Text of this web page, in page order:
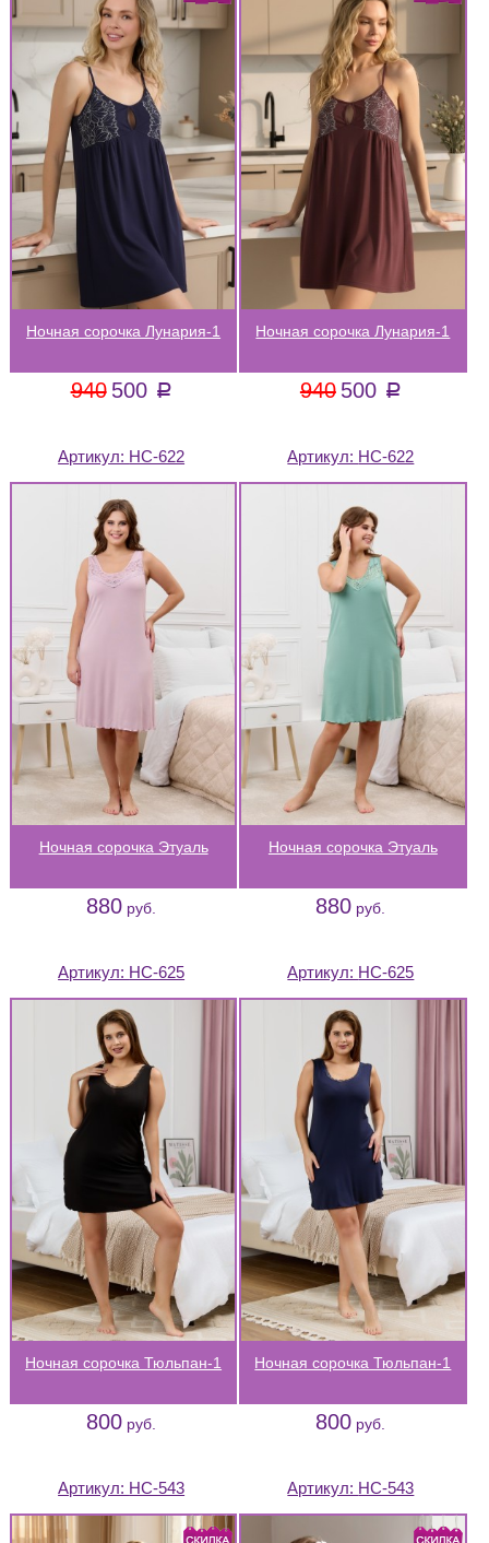
Ночная сорочка Лунария-1
940 500 a
Ночная сорочка Лунария-1
940 500 a
Артикул: НС-622
Ночная сорочка Этуаль
880 руб.
Артикул: НС-622
Ночная сорочка Этуаль
880 руб.
Артикул: НС-625
Ночная сорочка Тюльпан-1
800 руб.
Артикул: НС-625
Ночная сорочка Тюльпан-1
800 руб.
Артикул: НС-543 Артикул: НС-543